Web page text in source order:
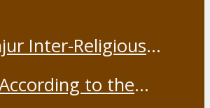
Inter-Religious
to the